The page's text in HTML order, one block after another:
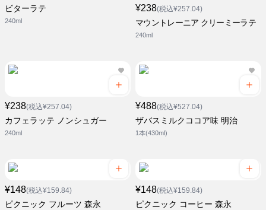
ビターラテ
240ml
¥238(税込¥257.04)
マウントレーニア クリーミーラテ
240ml
¥238(税込¥257.04)
カフェラッテ ノンシュガー
240ml
¥488(税込¥527.04)
ザバスミルクココア味 明治
1本(430ml)
¥148(税込¥159.84)
ピクニック フルーツ 森永
¥148(税込¥159.84)
ピクニック コーヒー 森永